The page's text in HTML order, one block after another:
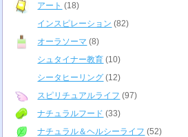
アート (18)
インスピレーション (82)
オーラソーマ (8)
シュタイナー教育 (10)
シータヒーリング (12)
スピリチュアルライフ (97)
ナチュラルフード (33)
ナチュラル＆ヘルシーライフ (52)